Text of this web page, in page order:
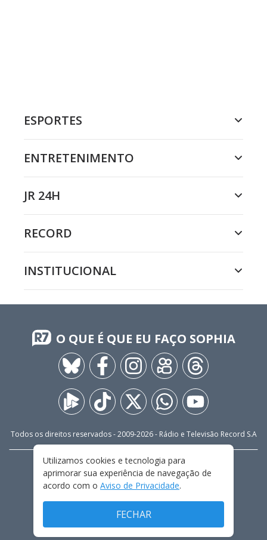
ESPORTES
ENTRETENIMENTO
JR 24H
RECORD
INSTITUCIONAL
O QUE É QUE EU FAÇO SOPHIA
Todos os direitos reservados - 2009-2026- Rádio e Televisão Record S.A
FALE CONOSCO
PRIVACIDADE
TERMOS E CONDIÇÕES DE USO
Utilizamos cookies e tecnologia para
aprimorar sua experiência de navegação de
acordo com o Aviso de Privacidade.
FECHAR